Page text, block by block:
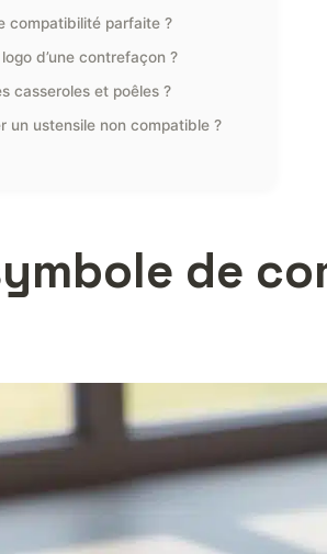
compatibilité parfaite ?
d’une contrefaçon ?
casseroles et poêles ?
un ustensile non compatible ?
de